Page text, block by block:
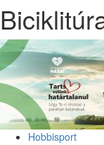
Hobbisport